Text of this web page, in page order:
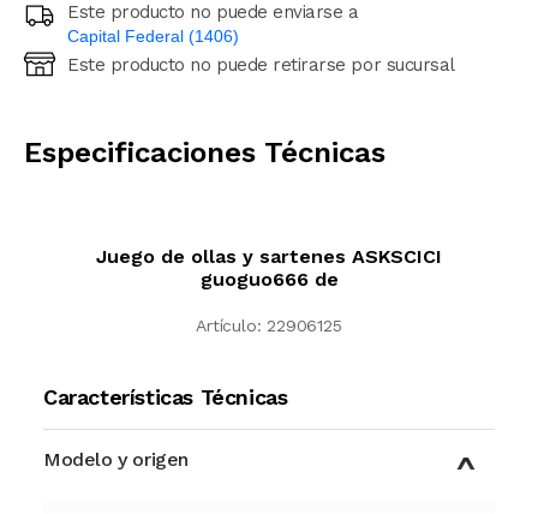
Este producto no puede enviarse a
Capital Federal (1406)
Ingresá código postal (sólo números)
Este producto no puede retirarse por sucursal
Especificaciones Técnicas
Juego de ollas y sartenes ASKSCICI
guoguo666 de
Artículo: 22906125
Características Técnicas
Modelo y origen